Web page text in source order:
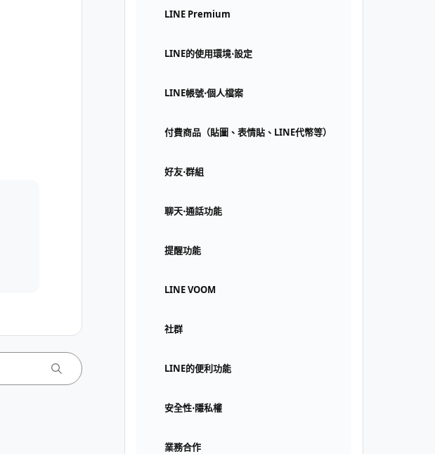
LINE Premium
LINE的使用環境⋅設定
LINE帳號⋅個人檔案
付費商品（貼圖、表情貼、LINE代幣等）
好友⋅群組
聊天⋅通話功能
提醒功能
LINE VOOM
社群
LINE的便利功能
安全性⋅隱私權
業務合作